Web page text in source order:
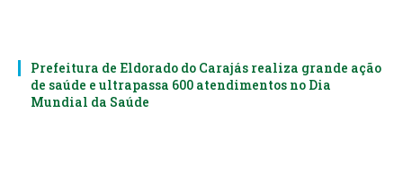
Prefeitura de Eldorado do Carajás realiza grande ação
de saúde e ultrapassa 600 atendimentos no Dia
Mundial da Saúde